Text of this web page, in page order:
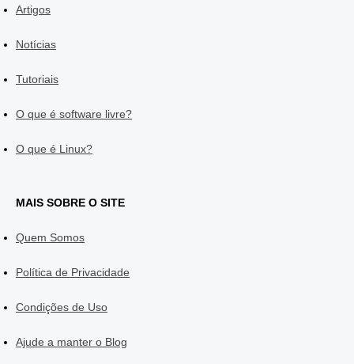
Artigos
Notícias
Tutoriais
O que é software livre?
O que é Linux?
MAIS SOBRE O SITE
Quem Somos
Política de Privacidade
Condições de Uso
Ajude a manter o Blog